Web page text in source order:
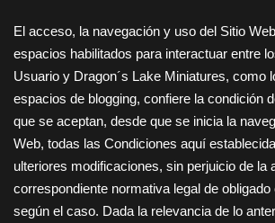
El acceso, la navegación y uso del Sitio
espacios habilitados para interactuar entre
Usuario y Dragon´s Lake Miniatures, como
espacios de blogging, confiere la condición
que se aceptan, desde que se inicia la
Web, todas las Condiciones aquí
ulteriores modificaciones, sin perjuicio de la
correspondiente normativa legal de
según el caso. Dada la relevancia de lo